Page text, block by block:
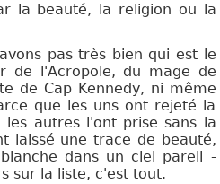
la beauté, la religion ou la
pas très bien qui est le
de l'Acropole, du mage de
de Cap Kennedy, ni même
que les uns ont rejeté la
autres l'ont prise sans la
laissé une trace de beauté,
dans un ciel pareil -
sur la liste, c'est tout.